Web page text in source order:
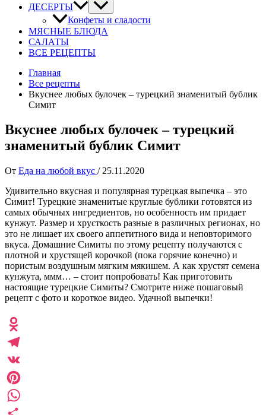
ДЕСЕРТЫ
Конфеты и сладости
МЯСНЫЕ БЛЮДА
САЛАТЫ
ВСЕ РЕЦЕПТЫ
Главная
Все рецепты
Вкуснее любых булочек – турецкий знаменитый бублик
Симит
Вкуснее любых булочек – турецкий
знаменитый бублик Симит
От Еда на любой вкус / 25.11.2020
Удивительно вкусная и популярная турецкая выпечка – это
Симит! Турецкие знаменитые круглые бублики готовятся из
самых обычных ингредиентов, но особенность им придает
кунжут. Размер и хрусткость разные в различных регионах, но
это не лишает их своего аппетитного вида и неповторимого
вкуса. Домашние Симиты по этому рецепту получаются с
плотной и хрустящей корочкой (пока горячие конечно) и
пористым воздушным мягким мякишем. А как хрустят семена
кунжута, ммм… – стоит попробовать! Как приготовить
настоящие турецкие Симиты? Смотрите ниже пошаговый
рецепт с фото и короткое видео. Удачной выпечки!